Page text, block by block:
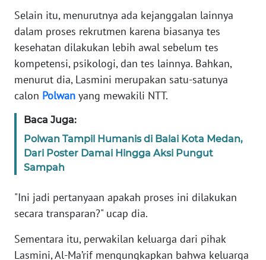
Selain itu, menurutnya ada kejanggalan lainnya
dalam proses rekrutmen karena biasanya tes
kesehatan dilakukan lebih awal sebelum tes
kompetensi, psikologi, dan tes lainnya. Bahkan,
menurut dia, Lasmini merupakan satu-satunya
calon Polwan yang mewakili NTT.
Baca Juga:
Polwan Tampil Humanis di Balai Kota Medan,
Dari Poster Damai Hingga Aksi Pungut
Sampah
"Ini jadi pertanyaan apakah proses ini dilakukan
secara transparan?" ucap dia.
Sementara itu, perwakilan keluarga dari pihak
Lasmini, Al-Ma’rif mengungkapkan bahwa keluarga
JABAR
WN
BANTEN
WN
NTT
WN
KEPRI
WN
PAPUA
WN